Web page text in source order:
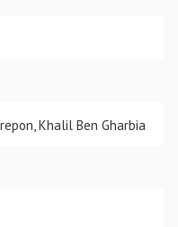
Khalil Ben Gharbia